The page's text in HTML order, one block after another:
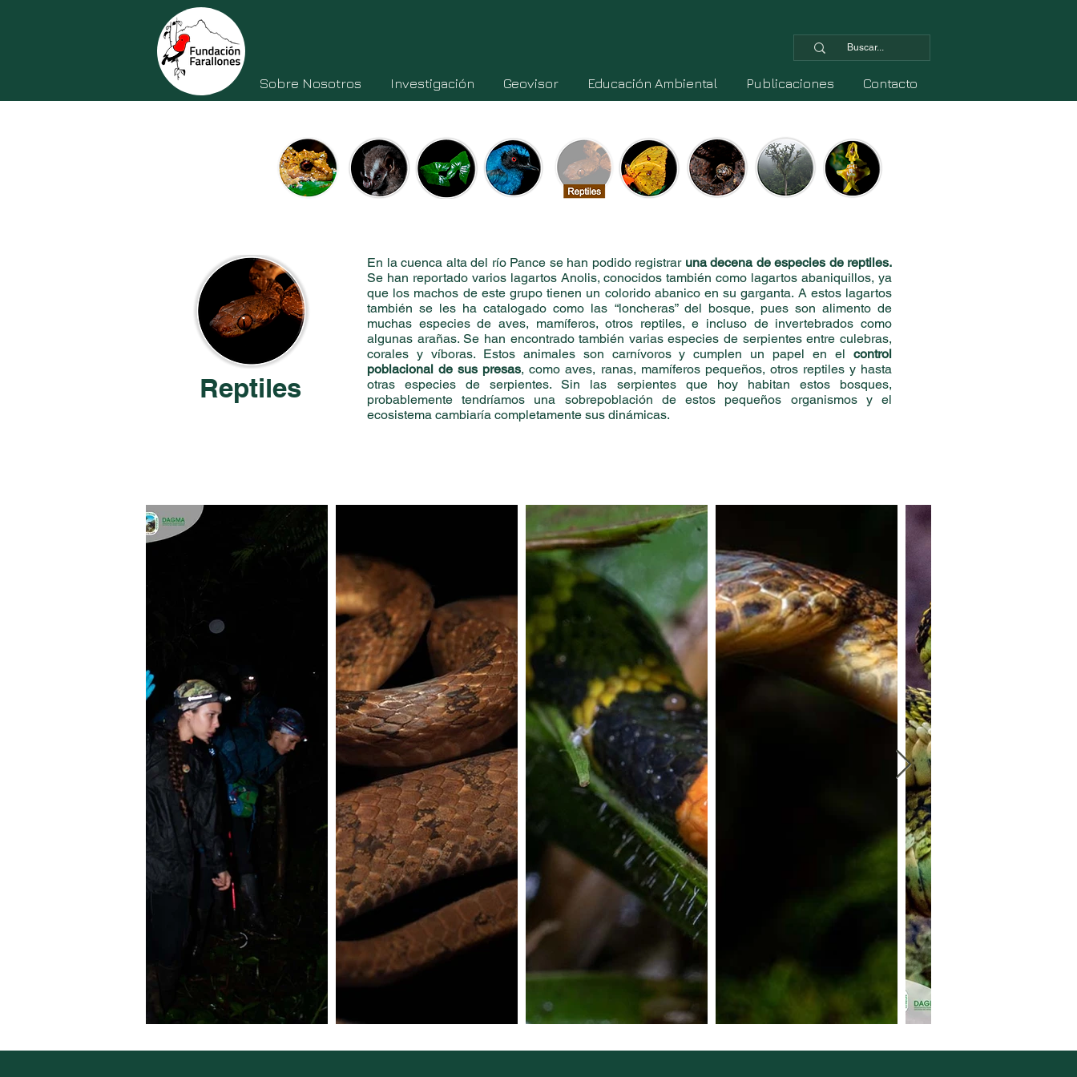
Sobre Nosotros Investigación Geovisor Educación Ambiental Publicaciones Contacto
Reptiles
En la cuenca alta del río Pance se han podido registrar una decena de especies de reptiles.
Se han reportado varios lagartos Anolis, conocidos también como lagartos abaniquillos, ya
que los machos de este grupo tienen un colorido abanico en su garganta. A estos lagartos
también se les ha catalogado como las “loncheras” del bosque, pues son alimento de
muchas especies de aves, mamíferos, otros reptiles, e incluso de invertebrados como
algunas arañas. Se han encontrado también varias especies de serpientes entre culebras,
corales y víboras. Estos animales son carnívoros y cumplen un papel en el control
poblacional de sus presas, como aves, ranas, mamíferos pequeños, otros reptiles y hasta
otras especies de serpientes. Sin las serpientes que hoy habitan estos bosques,
probablemente tendríamos una sobrepoblación de estos pequeños organismos y el
ecosistema cambiaría completamente sus dinámicas.